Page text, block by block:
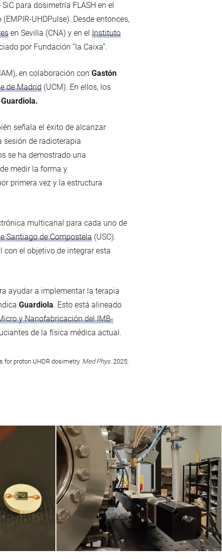
para dosimetría FLASH en el
UHDPulse). Desde entonces,
en Sevilla (CNA) y en el Instituto
por Fundación ”la Caixa”.
en colaboración con Gastón
de Madrid (UCM). En ellos, los
Guardiola.
señala el éxito de alcanzar
sesión de radioterapia
se ha demostrado una
medir la forma y
primera vez y la estructura
multicanal para cada uno de
Santiago de Compostela (USC).
el objetivo de integrar esta
ayudar a implementar la terapia
Guardiola. Esto está alineado
y Nanofabricación del IMB-
de la física médica actual.
proton UHDR dosimetry. Med Phys. 2025;